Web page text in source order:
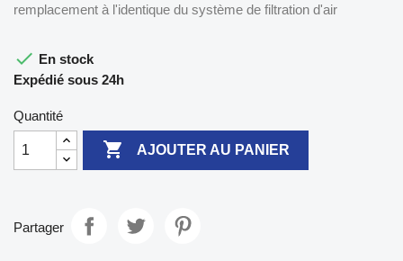
remplacement à l'identique du système de filtration d'air
 En stock
Expédié sous 24h
Quantité
 AJOUTER AU PANIER
Partager